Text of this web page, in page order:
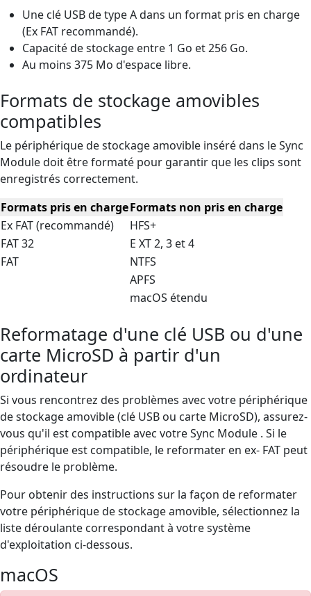
Une clé USB de type A dans un format pris en charge
(Ex FAT recommandé).
Capacité de stockage entre 1 Go et 256 Go.
Au moins 375 Mo d'espace libre.
Formats de stockage amovibles
compatibles
Le périphérique de stockage amovible inséré dans le Sync
Module doit être formaté pour garantir que les clips sont
enregistrés correctement.
Formats pris en chargeFormats non pris en charge
Ex FAT (recommandé)
HFS+
FAT 32
E XT 2, 3 et 4
FAT
NTFS
APFS
macOS étendu
Reformatage d'une clé USB ou d'une
carte MicroSD à partir d'un
ordinateur
Si vous rencontrez des problèmes avec votre périphérique
de stockage amovible (clé USB ou carte MicroSD), assurez-
vous qu'il est compatible avec votre Sync Module . Si le
périphérique est compatible, le reformater en ex- FAT peut
résoudre le problème.
Pour obtenir des instructions sur la façon de reformater
votre périphérique de stockage amovible, sélectionnez la
liste déroulante correspondant à votre système
d'exploitation ci-dessous.
macOS